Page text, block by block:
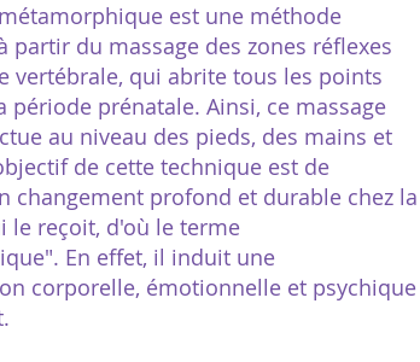
est une méthode
partir du massage des zones réflexes
vertébrale, qui abrite tous les points
période prénatale. Ainsi, ce massage
au niveau des pieds, des mains et
de cette technique est de
changement profond et durable chez la
le reçoit, d'où le terme
En effet, il induit une
corporelle, émotionnelle et psychique